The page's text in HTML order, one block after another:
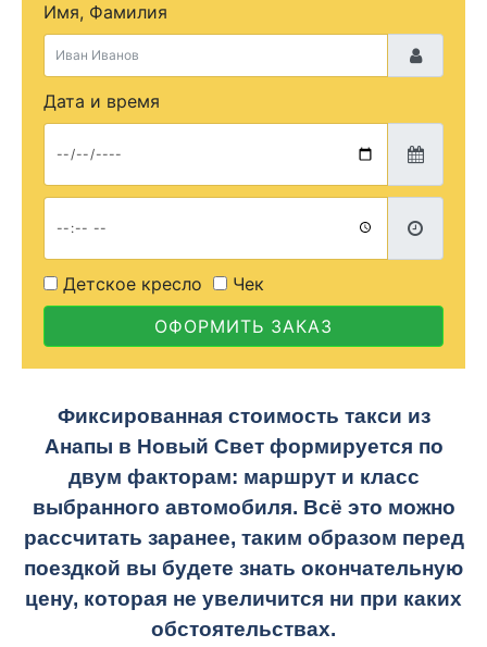
Имя, Фамилия
Дата и время
Детское кресло
Чек
ОФОРМИТЬ ЗАКАЗ
Фиксированная стоимость такси из
Анапы в Новый Свет формируется по
двум факторам: маршрут и класс
выбранного автомобиля. Всё это можно
рассчитать заранее, таким образом перед
поездкой вы будете знать окончательную
цену, которая не увеличится ни при каких
обстоятельствах.